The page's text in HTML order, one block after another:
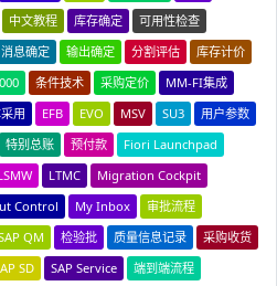
中文教程 库存确定
可用性检查
消息确定 输出确定 分割评估
库存计价
条件技术 采购定价
MM-FI集成
用 EFB EVO MSV SU3
用户参数
特别总账 预付款
Fiori Launchpad
LTMC
Migration Cockpit
Control My Inbox
审批流程
QM 检验批 质量信息记录
采购收货
SD SAP Service
端到端流程